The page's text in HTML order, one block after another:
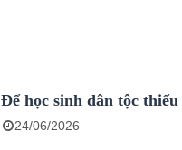
Để học sinh dân tộc
24/06/2026